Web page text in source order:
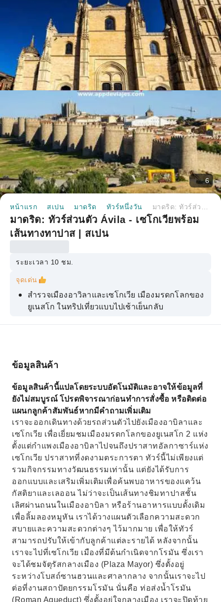
6
หน้าแรก สเปน มาดริด ทัวร์หนึ่งวัน
มาดริด: ทัวร์ส่วนตัว Ávila - เซโกเวียพร้อม
เส้นทางทาปาส | สเปน
ระยะเวลา 10 ชม.
จุดเด่น
สำรวจเมืองอาวิลาและเซโกเวีย เมืองมรดกโลกของ
ยูเนสโก ในทริปเที่ยวแบบไปเช้าเย็นกลับ
เพลิดเพลินไปกับเส้นทางชิมทาปาสตามถนนในเมือง
ที่สุดและสำคัญที่สุดในเมือง
กำแพงเมืองที่ได้รับการอนุรักษ์ไว้ดีที่สุดในสเปน
ชมพระราชวังอัลคาซาร์แห่งเซโกเวีย ปราสาทใน
ฝันที่ดูราวกับหลุดออกมาจากเทพนิยาย
ข้อมูลสินค้า
ข้อมูลสินค้านี้แปลโดยระบบอัตโนมัติและอาจให้ข้อมูลที่
ยังไม่สมบูรณ์ โปรดพิจารณาก่อนทำการสั่งซื้อ หรือติดต่อ
แผนกลูกค้าสัมพันธ์หากมีคำถามเพิ่มเติม
เราจะออกเดินทางด้วยรถส่วนตัวไปยังเมืองอาบิลาและ
เซโกเวีย เพื่อเยี่ยมชมเมืองมรดกโลกของยูเนสโก 2 แห่ง
ตั้งแต่กำแพงเมืองอาบิลาไปจนถึงปราสาทอัลกาซาร์แห่ง
เซโกเวีย ปราสาทที่งดงามตระการตา ทัวร์นี้ไม่เพียงแต่
รวมกิจกรรมทางวัฒนธรรมเท่านั้น แต่ยังได้รับการ
ออกแบบและเสริมเพิ่มเติมเพื่อค้นพบอาหารของแคว้น
กัสติยาและเลออน ไม่ว่าจะเป็นเส้นทางชิมทาปาสชั้น
เลิศผ่านถนนในเมืองอาบิลา หรือร้านอาหารแบบดั้งเดิม
เพื่อลิ้มลองหมูหัน เราได้วางแผนตัวเลือกความสะดวก
สบายและความสะดวกต่างๆ ไว้มากมาย เพื่อให้ทัวร์
สามารถปรับให้เข้ากับลูกค้าแต่ละรายได้ หลังจากนั้น
เราจะไปที่เซโกเวีย เมืองที่มีต้นกำเนิดจากโรมัน ซึ่งเรา
จะได้ชมจัตุรัสกลางเมือง (Plaza Mayor) ซึ่งตั้งอยู่
ระหว่างโบสถ์ซานฮวนและศาลากลาง จากนั้นเราจะไป
ต่อที่งานสถาปัตยกรรมโรมัน นั่นคือ ท่อส่งน้ำโรมัน
(Roman Aqueduct) ซึ่งตั้งอยู่ใจกลางเมือง เราจะปิดท้าย